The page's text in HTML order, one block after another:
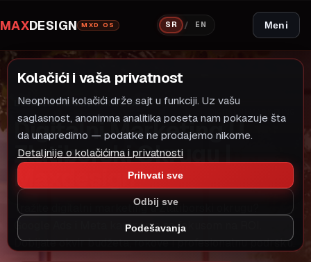
MAXDESIGN MXD OS SR / EN Meni
DIGITALNI MARKETING
LOKALNI MODEL RASTA
Digitalni Marketing U
Zlatiborski Okrugu |
Maxdesign
Tražite digitalni marketing u Zlatiborski okrugu?
Google Ads i Meta kampanje sa fokusom na ROI.
Dobijate okvir budžeta, rokove i profesionalnu podršku.
Kolačići i vaša privatnost
Neophodni kolačići drže sajt u funkciji. Uz vašu
saglasnost, anonimna analitika poseta nam pokazuje šta
da unapredimo — podatke ne prodajemo nikome.
Detaljnije o kolačićima i privatnosti
Prihvati sve
Odbij sve
Podešavanja